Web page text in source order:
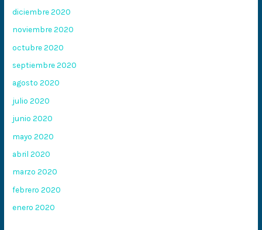
diciembre 2020
noviembre 2020
octubre 2020
septiembre 2020
agosto 2020
julio 2020
junio 2020
mayo 2020
abril 2020
marzo 2020
febrero 2020
enero 2020